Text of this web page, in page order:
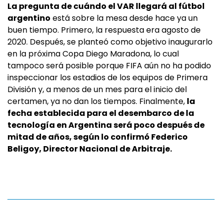
La pregunta de cuándo el VAR llegará al fútbol
argentino está sobre la mesa desde hace ya un
buen tiempo. Primero, la respuesta era agosto de
2020. Después, se planteó como objetivo inaugurarlo
en la próxima Copa Diego Maradona, lo cual
tampoco será posible porque FIFA aún no ha podido
inspeccionar los estadios de los equipos de Primera
División y, a menos de un mes para el inicio del
certamen, ya no dan los tiempos. Finalmente, la
fecha establecida para el desembarco de la
tecnología en Argentina será poco después de
mitad de años, según lo confirmó Federico
Beligoy, Director Nacional de Arbitraje.